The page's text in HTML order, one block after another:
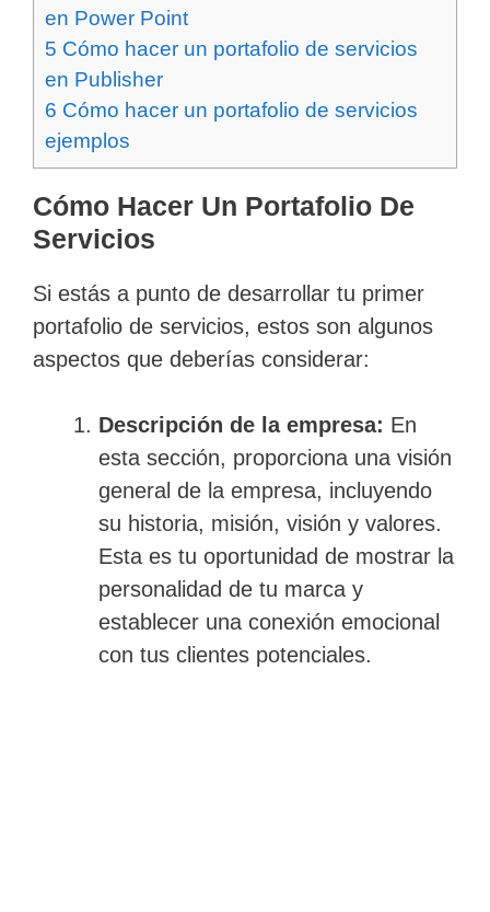
en Power Point
5 Cómo hacer un portafolio de servicios
en Publisher
6 Cómo hacer un portafolio de servicios
ejemplos
Cómo Hacer Un Portafolio De
Servicios
Si estás a punto de desarrollar tu primer
portafolio de servicios, estos son algunos
aspectos que deberías considerar:
Descripción de la empresa: En
esta sección, proporciona una visión
general de la empresa, incluyendo
su historia, misión, visión y valores.
Esta es tu oportunidad de mostrar la
personalidad de tu marca y
establecer una conexión emocional
con tus clientes potenciales.